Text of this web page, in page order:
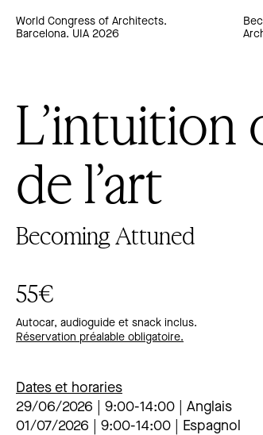
World Congress of Architects.
Barcelona. UIA 2026
L’intuition
de l’art
Becoming Attuned
55€
Autocar, audioguide et snack inclus.
Réservation préalable obligatoire.
Dates et horaries
29/06/2026 | 9:00-14:00 | Anglais
01/07/2026 | 9:00-14:00 | Espagnol